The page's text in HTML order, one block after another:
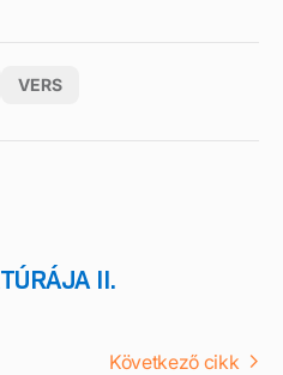
VERS
II.
Következő cikk